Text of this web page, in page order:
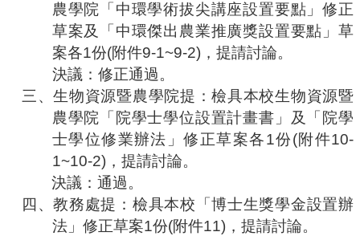
農學院「中環學術拔尖講座設置要點」修正
草案及「中環傑出農業推廣獎設置要點」草
案各1份(附件9-1~9-2) ，提請討論。
決議：修正通過。
三、生物資源暨農學院提：檢具本校生物資源暨
農學院「院學士學位設置計畫書」及「院學
士學位修業辦法」修正草案各1份(附件10-
1~10-2) ，提請討論。
決議：通過。
四、教務處提：檢具本校「博士生獎學金設置辦
法」修正草案1份(附件11) ，提請討論。